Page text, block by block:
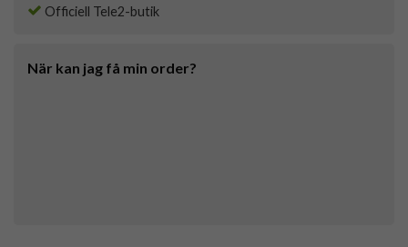
Officiell Tele2-butik
När kan jag få min order?